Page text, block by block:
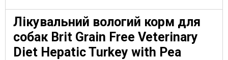
Лікувальний вологий корм для
собак Brit Grain Free Veterinary
Diet Hepatic Turkey with Pea